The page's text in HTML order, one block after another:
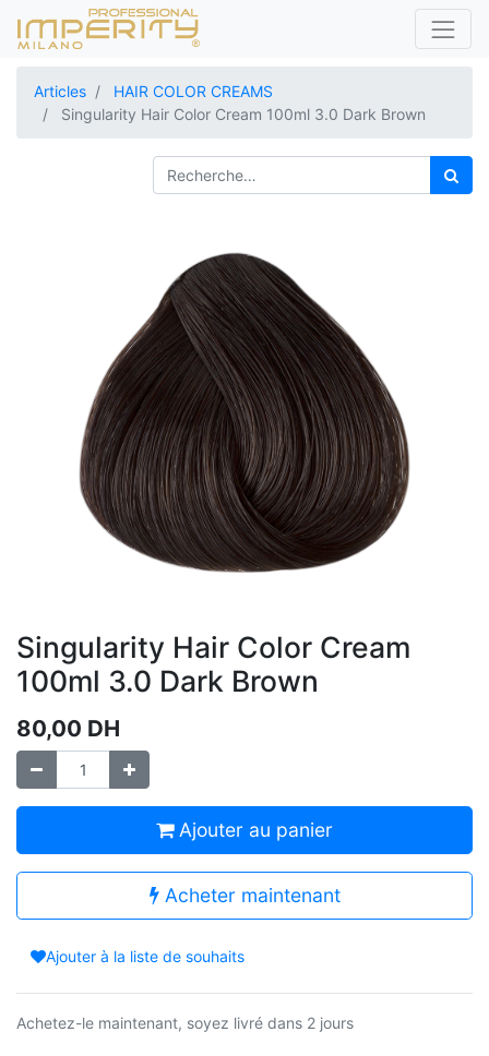
Articles
HAIR COLOR CREAMS
Singularity Hair Color Cream 100ml 3.0 Dark Brown
Singularity Hair Color Cream
100ml 3.0 Dark Brown
80,00 DH
Ajouter au panier
Acheter maintenant
Ajouter à la liste de souhaits
Achetez-le maintenant, soyez livré dans 2 jours